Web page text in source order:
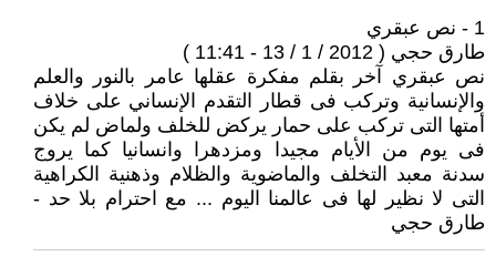
1 - نص عبقري
طارق حجي ( 2012 / 1 / 13 - 11:41 )
نص عبقري آخر بقلم مفكرة عقلها عامر بالنور والعلم
والإنسانية وتركب فى قطار التقدم الإنساني على خلاف
أمتها التى تركب على حمار يركض للخلف ولماض لم يكن
فى يوم من الأيام مجيدا ومزدهرا وانسانيا كما يروج
سدنة معبد التخلف والماضوية والظلام وذهنية الكراهية
التى لا نظير لها فى عالمنا اليوم ... مع احترام بلا حد -
طارق حجي